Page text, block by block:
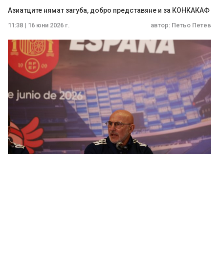
Азиатците нямат загуба, добро представяне и за КОНКАКАФ
11:38 | 16 юни 2026 г. автор: Петьо Петев